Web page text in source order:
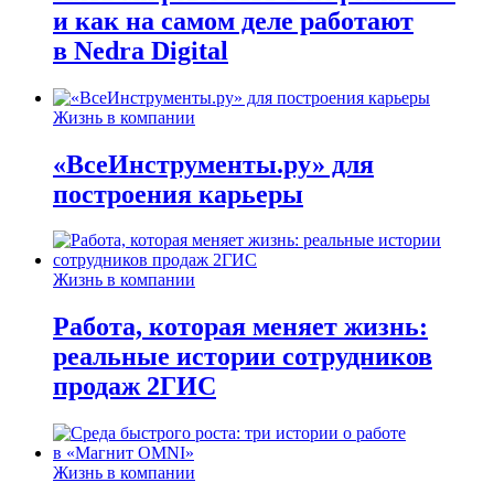
и как на самом деле работают
в Nedra Digital
Жизнь в компании
«ВсеИнструменты.ру» для
построения карьеры
Жизнь в компании
Работа, которая меняет жизнь:
реальные истории сотрудников
продаж 2ГИС
Жизнь в компании